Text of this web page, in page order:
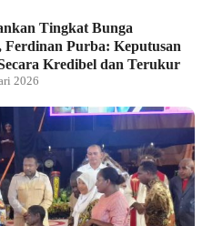
Tingkat Bunga
Ferdinan Purba: Keputusan
Kredibel dan Terukur
2026